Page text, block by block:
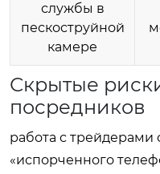
службы в
пескоструйной
камере
Скрытые
посредников
работа с трейдерами
«испорченного